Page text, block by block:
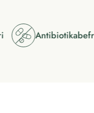
Antibiotikabefri